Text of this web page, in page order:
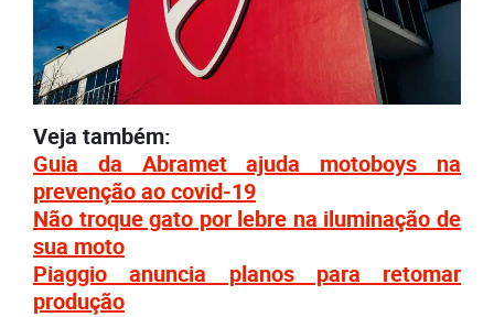
Veja também:
Guia da Abramet ajuda motoboys na
prevenção ao covid-19
Não troque gato por lebre na iluminação de
sua moto
Piaggio anuncia planos para retomar
produção